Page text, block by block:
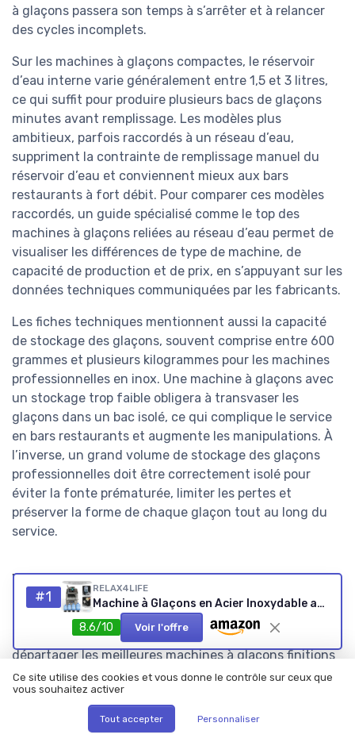
à glaçons passera son temps à s’arrêter et à relancer
des cycles incomplets.
Sur les machines à glaçons compactes, le réservoir
d’eau interne varie généralement entre 1,5 et 3 litres,
ce qui suffit pour produire plusieurs bacs de glaçons
minutes avant remplissage. Les modèles plus
ambitieux, parfois raccordés à un réseau d’eau,
suppriment la contrainte de remplissage manuel du
réservoir d’eau et conviennent mieux aux bars
restaurants à fort débit. Pour comparer ces modèles
raccordés, un guide spécialisé comme le top des
machines à glaçons reliées au réseau d’eau permet de
visualiser les différences de type de machine, de
capacité de production et de prix, en s’appuyant sur les
données techniques communiquées par les fabricants.
Les fiches techniques mentionnent aussi la capacité
de stockage des glaçons, souvent comprise entre 600
grammes et plusieurs kilogrammes pour les machines
professionnelles en inox. Une machine à glaçons avec
un stockage trop faible obligera à transvaser les
glaçons dans un bac isolé, ce qui complique le service
en bars restaurants et augmente les manipulations. À
l’inverse, un grand volume de stockage des glaçons
professionnelles doit être correctement isolé pour
éviter la fonte prématurée, limiter les pertes et
préserver la forme de chaque glaçon tout au long du
service.
Vitesse de fabrication, tailles de
glaçons et confort d’usage
La vitesse de fabrication reste un critère décisif pour
départager les meilleures machines à glaçons finitions
inox, surtout lorsque les invités arrivent plus tôt que
prévu. Une bonne machine à glaçons domestique
produit souvent ses premiers glaçons minutes en
moins de dix minutes, tandis qu’un modèle plus lent
#1 RELAX4LIFE
Machine à Glaçons en Acier Inoxydable avec Réservoir 3,2 L, 18 KG/24 H, Glaçons par 15-20 Min, Machine à Glace avec Écran LCD et Auto-Nettoyage, Stockage de Glace pour Maison, Café
8.6/10
Voir l'offre
Ce site utilise des cookies et vous donne le contrôle sur ceux que
vous souhaitez activer
Tout accepter Personnaliser